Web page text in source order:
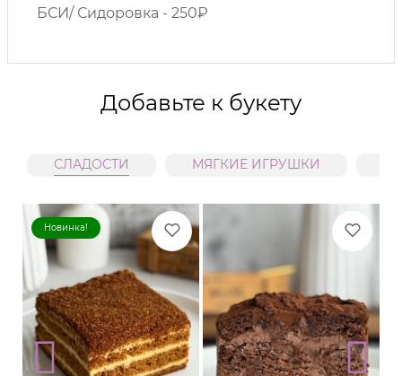
БСИ/ Сидоровка - 250₽
Добавьте к букету
СЛАДОСТИ МЯГКИЕ ИГРУШКИ
Новинка!